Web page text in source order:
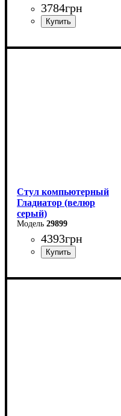
3784грн
Стул компьютерный
Гладиатор (велюр
серый)
29899
4393грн